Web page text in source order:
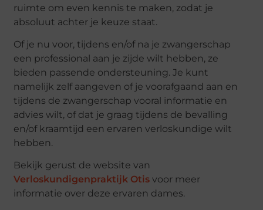
ruimte om even kennis te maken, zodat je
absoluut achter je keuze staat.
Of je nu voor, tijdens en/of na je zwangerschap
een professional aan je zijde wilt hebben, ze
bieden passende ondersteuning. Je kunt
namelijk zelf aangeven of je voorafgaand aan en
tijdens de zwangerschap vooral informatie en
advies wilt, of dat je graag tijdens de bevalling
en/of kraamtijd een ervaren verloskundige wilt
hebben.
Bekijk gerust de website van
Verloskundigenpraktijk Otis voor meer
informatie over deze ervaren dames.